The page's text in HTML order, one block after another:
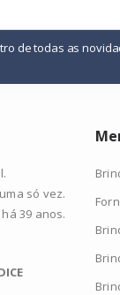
de todas as
só vez.
39 anos.